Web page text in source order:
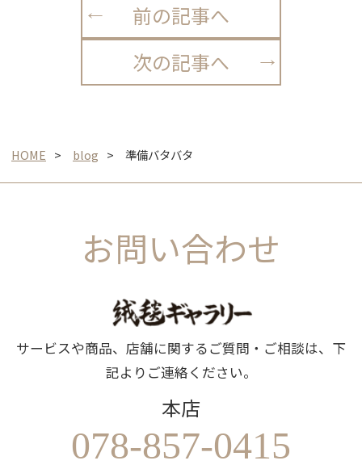
前の記事へ
次の記事へ
HOME blog 準備バタバタ
お問い合わせ
サービスや商品、店舗に関するご質問・ご相談は、下
記よりご連絡ください。
本店
078-857-0415